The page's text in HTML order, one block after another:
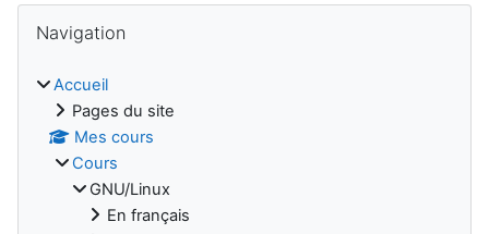
Blocs
Navigation
Accueil
Pages du site
Mes cours
Cours
GNU/Linux
En français